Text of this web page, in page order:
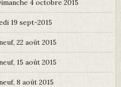
4 octobre 2015
19 sept-2015
22 août 2015
15 août 2015
8 août 2015